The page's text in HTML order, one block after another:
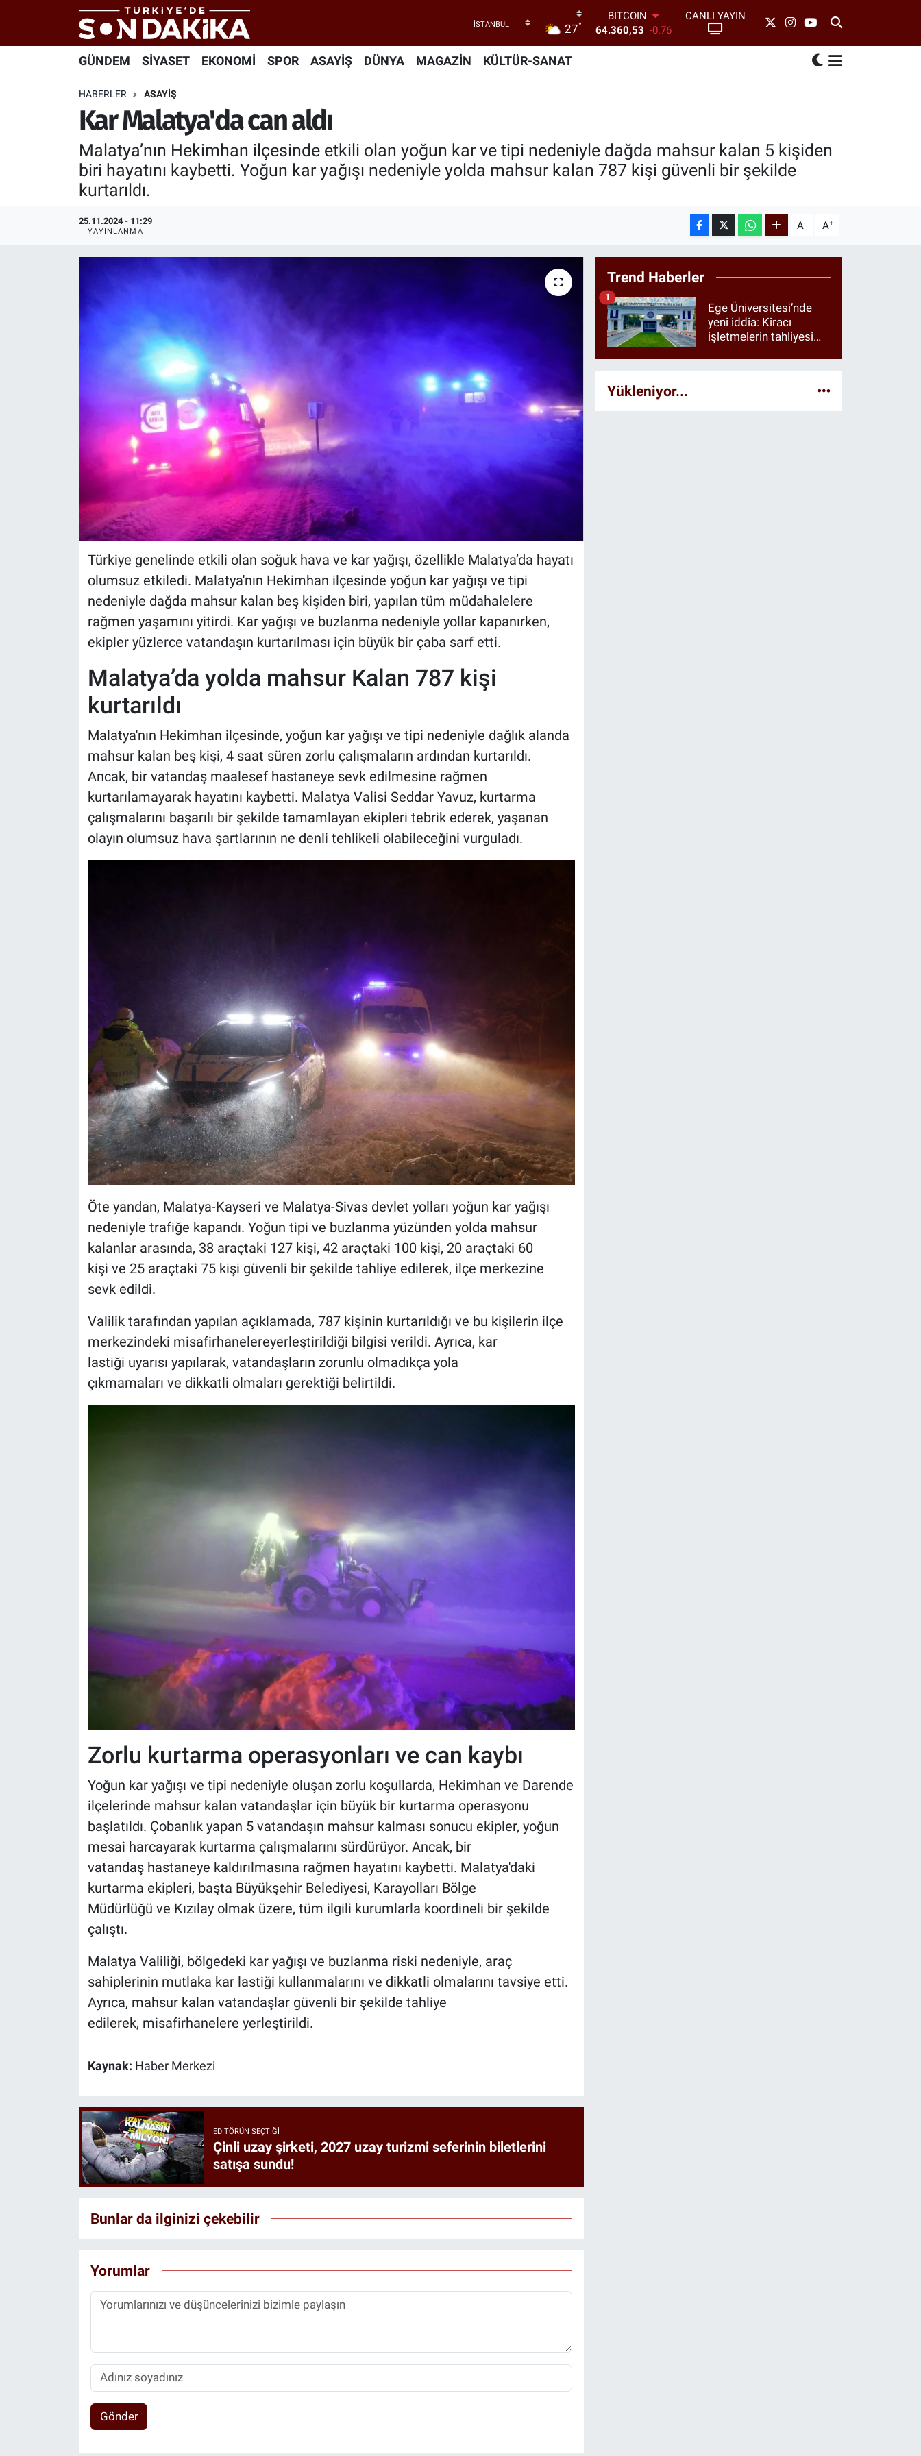
27°
DOLAR
47,7069
0.17
EURO
13.887 64
BITCOIN
64.360,53 -0.76
CANLI YAYIN
GÜNDEM SİYASET EKONOMİ SPOR ASAYİŞ DÜNYA MAGAZİN KÜLTÜR-SANAT
HABERLER ASAYİŞ
Kar Malatya'da can aldı
Malatya’nın Hekimhan ilçesinde etkili olan yoğun kar ve tipi nedeniyle dağda mahsur kalan 5 kişiden
biri hayatını kaybetti. Yoğun kar yağışı nedeniyle yolda mahsur kalan 787 kişi güvenli bir şekilde
kurtarıldı.
25.11.2024 - 11:29
YAYINLANMA A- A+
Türkiye genelinde etkili olan soğuk hava ve kar yağışı, özellikle Malatya’da hayatı
olumsuz etkiledi. Malatya'nın Hekimhan ilçesinde yoğun kar yağışı ve tipi
nedeniyle dağda mahsur kalan beş kişiden biri, yapılan tüm müdahalelere
rağmen yaşamını yitirdi. Kar yağışı ve buzlanma nedeniyle yollar kapanırken,
ekipler yüzlerce vatandaşın kurtarılması için büyük bir çaba sarf etti.
Malatya’da yolda mahsur Kalan 787 kişi
kurtarıldı
Malatya'nın Hekimhan ilçesinde, yoğun kar yağışı ve tipi nedeniyle dağlık alanda
mahsur kalan beş kişi, 4 saat süren zorlu çalışmaların ardından kurtarıldı.
Ancak, bir vatandaş maalesef hastaneye sevk edilmesine rağmen
kurtarılamayarak hayatını kaybetti. Malatya Valisi Seddar Yavuz, kurtarma
çalışmalarını başarılı bir şekilde tamamlayan ekipleri tebrik ederek, yaşanan
olayın olumsuz hava şartlarının ne denli tehlikeli olabileceğini vurguladı.
Öte yandan, Malatya-Kayseri ve Malatya-Sivas devlet yolları yoğun kar yağışı
nedeniyle trafiğe kapandı. Yoğun tipi ve buzlanma yüzünden yolda mahsur
kalanlar arasında, 38 araçtaki 127 kişi, 42 araçtaki 100 kişi, 20 araçtaki 60
kişi ve 25 araçtaki 75 kişi güvenli bir şekilde tahliye edilerek, ilçe merkezine
sevk edildi.
Valilik tarafından yapılan açıklamada, 787 kişinin kurtarıldığı ve bu kişilerin ilçe
merkezindeki misafirhanelereyerleştirildiği bilgisi verildi. Ayrıca, kar
lastiği uyarısı yapılarak, vatandaşların zorunlu olmadıkça yola
çıkmamaları ve dikkatli olmaları gerektiği belirtildi.
Zorlu kurtarma operasyonları ve can kaybı
Yoğun kar yağışı ve tipi nedeniyle oluşan zorlu koşullarda, Hekimhan ve Darende
ilçelerinde mahsur kalan vatandaşlar için büyük bir kurtarma operasyonu
başlatıldı. Çobanlık yapan 5 vatandaşın mahsur kalması sonucu ekipler, yoğun
mesai harcayarak kurtarma çalışmalarını sürdürüyor. Ancak, bir
vatandaş hastaneye kaldırılmasına rağmen hayatını kaybetti. Malatya'daki
kurtarma ekipleri, başta Büyükşehir Belediyesi, Karayolları Bölge
Müdürlüğü ve Kızılay olmak üzere, tüm ilgili kurumlarla koordineli bir şekilde
çalıştı.
Malatya Valiliği, bölgedeki kar yağışı ve buzlanma riski nedeniyle, araç
sahiplerinin mutlaka kar lastiği kullanmalarını ve dikkatli olmalarını tavsiye etti.
Ayrıca, mahsur kalan vatandaşlar güvenli bir şekilde tahliye
edilerek, misafirhanelere yerleştirildi.
Kaynak: Haber Merkezi
EDITÖRÜN SEÇTIĞI
Çinli uzay şirketi, 2027 uzay turizmi seferinin biletlerini
satışa sundu!
Bunlar da ilginizi çekebilir
Yorumlar
Gönder
Trend Haberler
Ege Üniversitesi’nde
yeni iddia: Kiracı
işletmelerin tahliyesi
1
Yükleniyor...
Hava Durumu
Trafik Durumu
Süper Lig Puan Durumu ve Fikstür
Tüm Manşetler
Son Dakika Haberleri
Haber Arşivi